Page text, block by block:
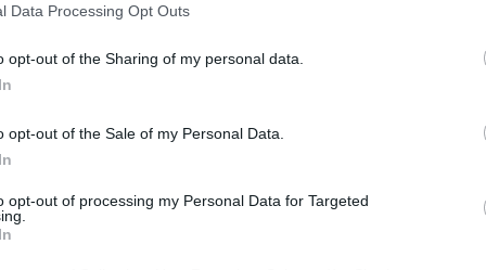
Data Processing Opt Outs
opt-out of the Sharing of my personal data.
opt-out of the Sale of my Personal Data.
opt-out of processing my Personal Data for Targeted